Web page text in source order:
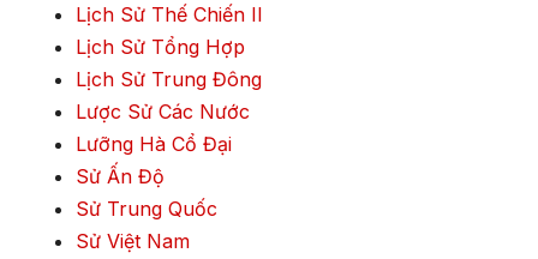
Lịch Sử Thế Chiến II
Lịch Sử Tổng Hợp
Lịch Sử Trung Đông
Lược Sử Các Nước
Lưỡng Hà Cổ Đại
Sử Ấn Độ
Sử Trung Quốc
Sử Việt Nam